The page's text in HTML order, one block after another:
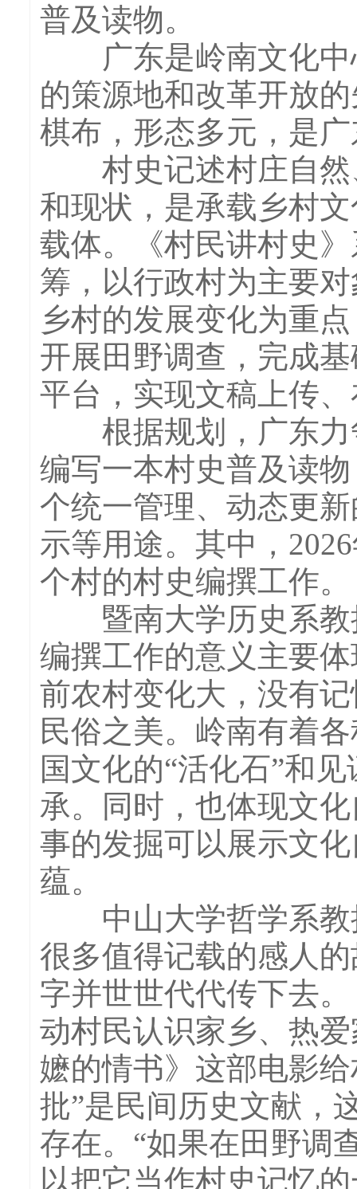
普及读物。
广东是岭南文化中
的策源地和改革开放
棋布，形态多元，是
村史记述村庄自然
和现状，是承载乡村
载体。《村民讲村史
筹，以行政村为主要
乡村的发展变化为重
开展田野调查，完成
平台，实现文稿上传
根据规划，广东力
编写一本村史普及读
个统一管理、动态更
示等用途。其中，
个村的村史编撰工作。
暨南大学历史系教
编撰工作的意义主要
前农村变化大，没有
民俗之美。岭南有着
国文化的“活化石”和
承。同时，也体现文
事的发掘可以展示文
蕴。
中山大学哲学系教
很多值得记载的感人
字并世世代代传下去
动村民认识家乡、热
嬷的情书》这部电影
批”是民间历史文献，
存在。“如果在田野调
以把它当作村史记忆